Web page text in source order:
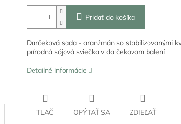
Pridať do košíka
Darčeková sada - aranžmán so stabilizovanými
prírodná sójová sviečka v darčekovom balení
Detailné informácie
TLAČ OPÝTAŤ SA ZDIEĽAŤ